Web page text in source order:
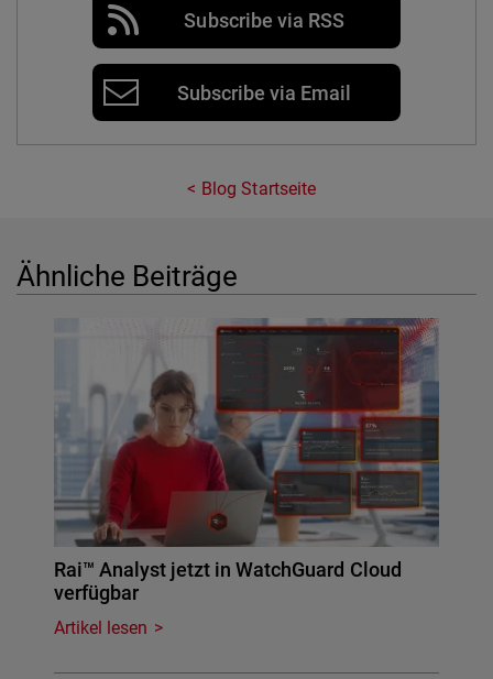
Subscribe via RSS
Subscribe via Email
Blog Startseite
Ähnliche Beiträge
Rai™ Analyst jetzt in WatchGuard Cloud
verfügbar
Artikel lesen